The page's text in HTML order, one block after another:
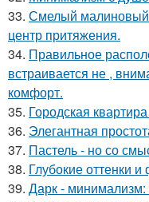
33. Смелый малиновый
центр притяжения.
34. Правильное
встраивается не ,
комфорт.
35. Городская
36. Элегантная
37. Пастель - но со
38. Глубокие оттенки
39. Дарк - минимализм: